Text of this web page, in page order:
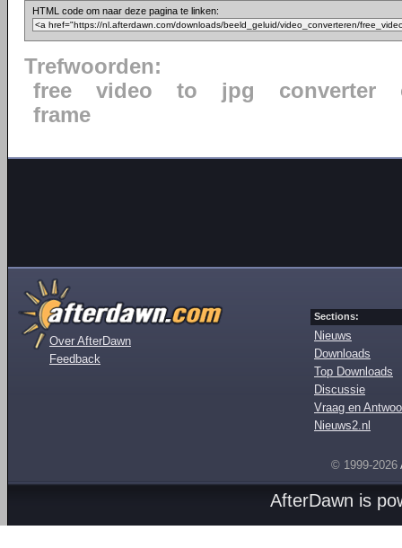
HTML code om naar deze pagina te linken:
Trefwoorden:
free
video to jpg converter
frame
Over AfterDawn
Feedback
Sections:
Nieuws
Downloads
Top Downloads
Discussie
Vraag en
Nieuws2.nl
© 1999-2026
AfterDawn is